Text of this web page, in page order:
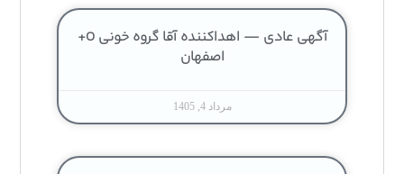
آگهی عادی — اهداکننده آقا گروه خونی O+
اصفهان
مرداد 4, 1405